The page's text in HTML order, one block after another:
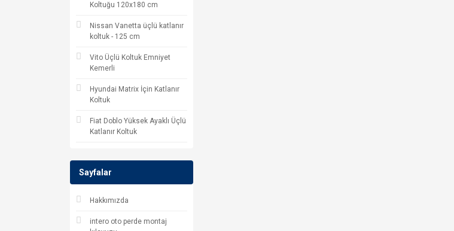
Koltuğu 120x180 cm
Nissan Vanetta üçlü katlanır
koltuk - 125 cm
Vito Üçlü Koltuk Emniyet
Kemerli
Hyundai Matrix İçin Katlanır
Koltuk
Fiat Doblo Yüksek Ayaklı Üçlü
Katlanır Koltuk
Sayfalar
Hakkımızda
intero oto perde montaj